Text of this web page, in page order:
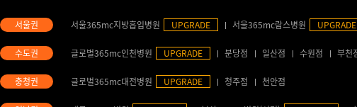
서울365mc지방흡입병원 UPGRADE 서울365mc람스병원 UPGRADE
글로벌365mc인천병원 UPGRADE 분당점 일산점 수원점 부천
글로벌365mc대전병원 UPGRADE 청주점 천안점